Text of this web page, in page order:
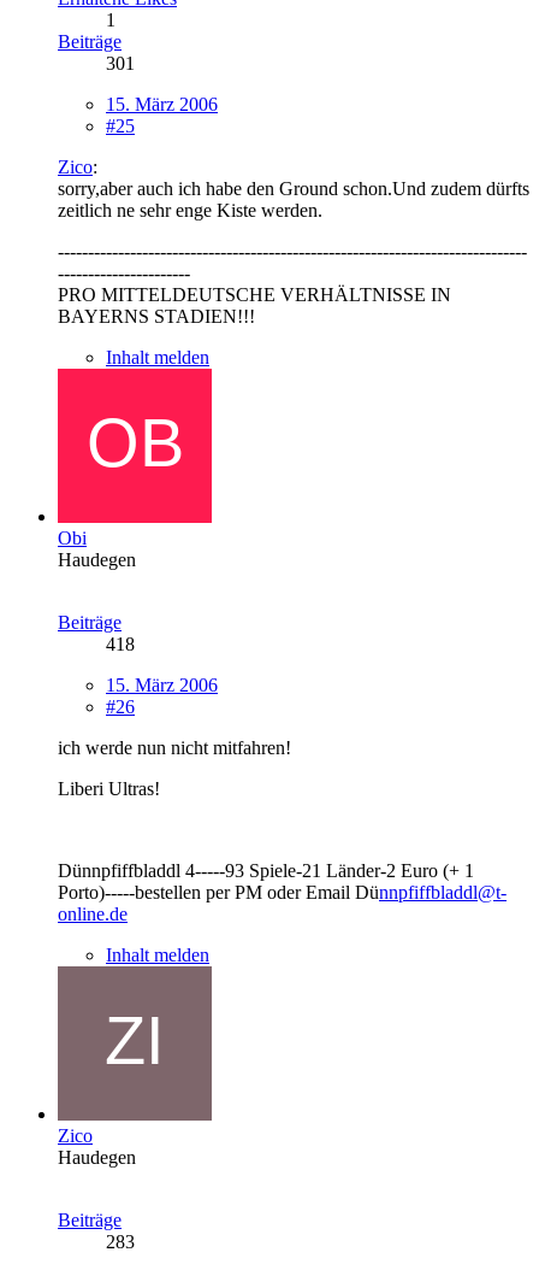
1
Beiträge
301
15. März 2006
#25
Zico:
sorry,aber auch ich habe den Ground schon.Und zudem dürfts
zeitlich ne sehr enge Kiste werden.
------------------------------------------------------------------------------
----------------------
PRO MITTELDEUTSCHE VERHÄLTNISSE IN
BAYERNS STADIEN!!!
Inhalt melden
Obi
Haudegen
Beiträge
418
15. März 2006
#26
ich werde nun nicht mitfahren!
Liberi Ultras!
Dünnpfiffbladdl 4-----93 Spiele-21 Länder-2 Euro (+ 1
Porto)-----bestellen per PM oder Email Dünnpfiffbladdl@t-
online.de
Inhalt melden
Zico
Haudegen
Beiträge
283